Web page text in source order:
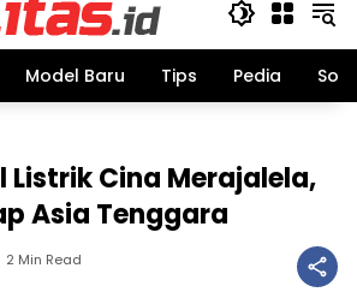
Model Baru Tips Pedia
Listrik Cina Merajalela,
Asia Tenggara
2 Min Read